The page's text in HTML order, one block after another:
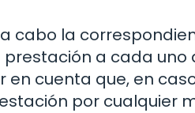
cabo la
a cada uno
cuenta que, en
por cualquier